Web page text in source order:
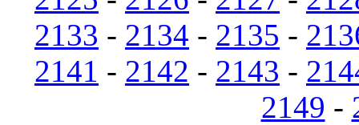
2133 - 2134 - 2135 -
2141 - 2142 - 2143 -
2149 -